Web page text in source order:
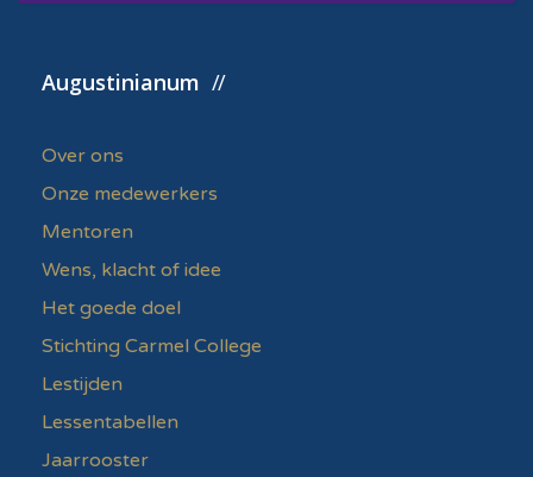
Augustinianum
Over ons
Onze medewerkers
Mentoren
Wens, klacht of idee
Het goede doel
Stichting Carmel College
Lestijden
Lessentabellen
Jaarrooster